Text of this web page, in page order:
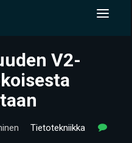
V2-
Tietotekniikka